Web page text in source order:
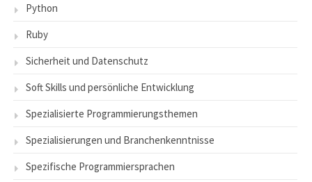
Python
Ruby
Sicherheit und Datenschutz
Soft Skills und persönliche Entwicklung
Spezialisierte Programmierungsthemen
Spezialisierungen und Branchenkenntnisse
Spezifische Programmiersprachen